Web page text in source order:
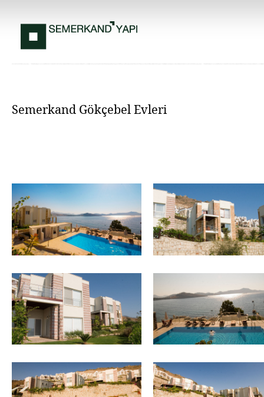
Semerkand Gökçebel Evleri